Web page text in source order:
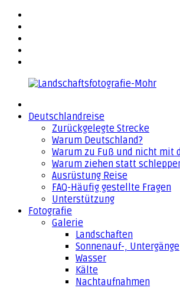
Zurück
zum
Inhalt
Landschaftsfotografie-
Deutschlandreise
Zurückgelegte Strecke
Warum Deutschland?
Warum zu Fuß und nicht mit
Warum ziehen statt
Ausrüstung Reise
FAQ-Häufig gestellte Fragen
Unterstützung
Fotografie
Galerie
Landschaften
Sonnenauf-, Untergänge
Wasser
Kälte
Nachtaufnahmen